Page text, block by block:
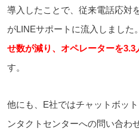
導入したことで、従来電話応対
がLINEサポートに流入しました
せ数が減り、オペレーターを
す。
他にも、E社ではチャットボッ
ンタクトセンターへの問い合わ